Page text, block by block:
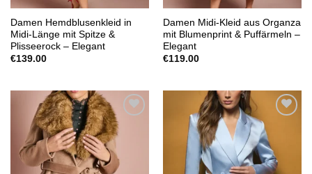
Damen Hemdblusenkleid in
Midi-Länge mit Spitze &
Plisseerock – Elegant
€139.00
Damen Midi-Kleid aus Organza
mit Blumenprint & Puffärmeln –
Elegant
€119.00
Add to
wishlist
wishlist